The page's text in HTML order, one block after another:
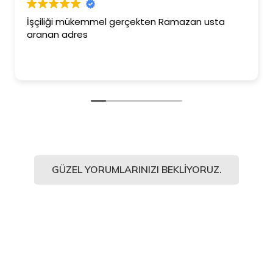
İşçiliği mükemmel gerçekten Ramazan usta
aranan adres
GÜZEL YORUMLARINIZI BEKLIYORUZ.